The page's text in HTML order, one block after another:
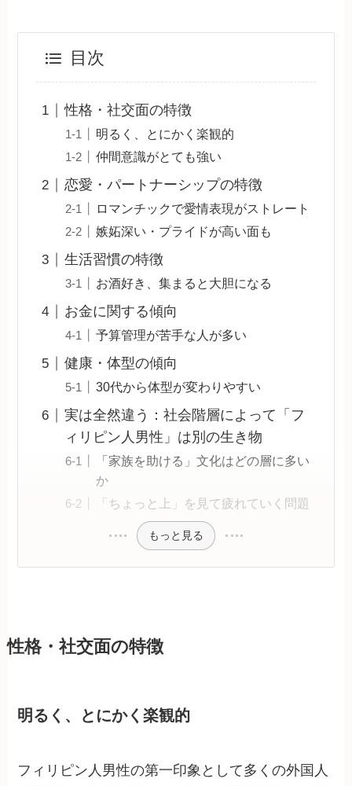
目次
性格・社交面の特徴
明るく、とにかく楽観的
仲間意識がとても強い
恋愛・パートナーシップの特徴
ロマンチックで愛情表現がストレート
嫉妬深い・プライドが高い面も
生活習慣の特徴
お酒好き、集まると大胆になる
お金に関する傾向
予算管理が苦手な人が多い
健康・体型の傾向
30代から体型が変わりやすい
実は全然違う：社会階層によって「フ
ィリピン人男性」は別の生き物
「家族を助ける」文化はどの層に多い
か
「ちょっと上」を見て疲れていく問題
もっと見る
性格・社交面の特徴
明るく、とにかく楽観的
フィリピン人男性の第一印象として多くの外国人